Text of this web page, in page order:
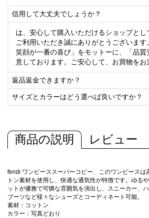
信用して大丈夫でしょうか？
は、安心して購入いただけるショップとし
ご利用いただき誠にありがとうございま
笑顔が一番の喜び」をモットーに、「品質
意しております。ご安心して、お買物をお
返品返金できますか？
サイズとカラーはどう選べば良いですか？
商品の説明 レビュー
fendi ワンピーススーパーコピー、このワンピースは
トン素材を使用し、快適な通気性が特徴です。ゆる
ットが優雅で可憐な雰囲気を演出し、スニーカー、
ブーツなど様々なシューズとコーディネート可能。
素材：コットン
カラー：写真どおり